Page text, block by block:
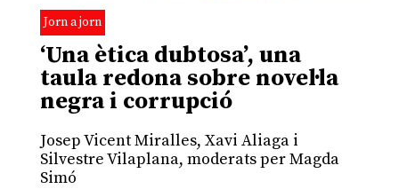
Jorn a jorn
‘Una ètica dubtosa’, una
taula redona sobre novel·la
negra i corrupció
Josep Vicent Miralles, Xavi Aliaga i
Silvestre Vilaplana, moderats per Magda
Simó